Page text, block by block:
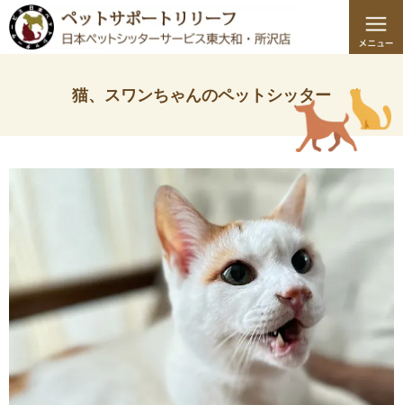
猫、スワンちゃんのペットシッター